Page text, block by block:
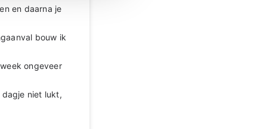
en daarna je
bouw ik
ongeveer
niet lukt,